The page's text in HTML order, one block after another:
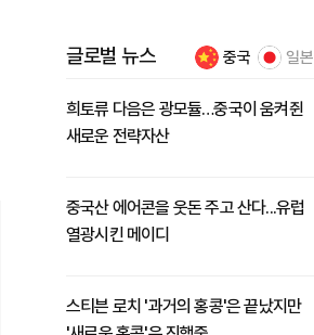
글로벌 뉴스 중국 일본
희토류 다음은 광모듈…중국이 움켜쥔
새로운 전략자산
중국산 에어콘을 웃돈 주고 산다...유럽
열광시킨 메이디
스티븐 로치 '과거의 홍콩'은 끝났지만